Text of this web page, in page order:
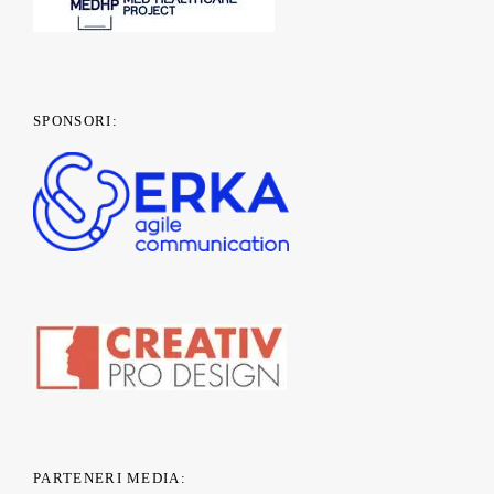
SPONSORI:
PARTENERI MEDIA: